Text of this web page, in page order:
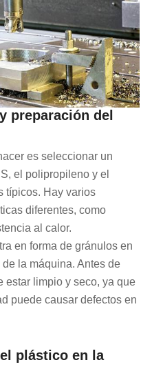
preparación del
es seleccionar un
el polipropileno y el
típicos. Hay varios
diferentes, como
al calor.
en forma de gránulos en
la máquina. Antes de
estar limpio y seco, ya que
puede causar defectos en
plástico en la